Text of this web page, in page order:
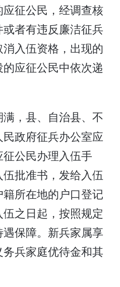
征公民，经调查核
者有违反廉洁征兵
入伍资格，出现的
应征公民中依次递
，县、自治县、不
政府征兵办公室应
公民办理入伍手
批准书，发给入伍
所在地的户口登记
之日起，按照规定
保障。新兵家属享
兵家庭优待金和其